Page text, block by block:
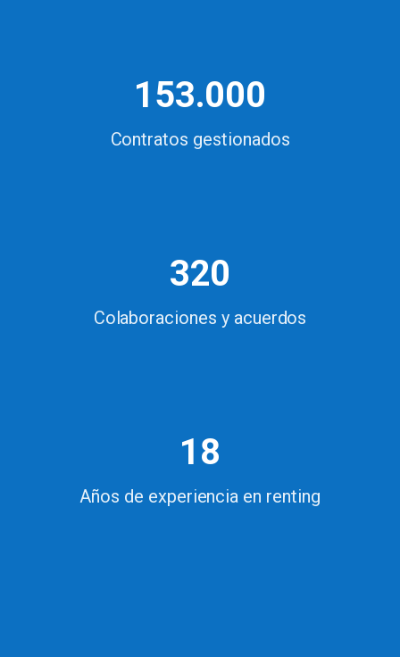
153.000
Contratos gestionados
320
Colaboraciones y acuerdos
18
Años de experiencia en renting